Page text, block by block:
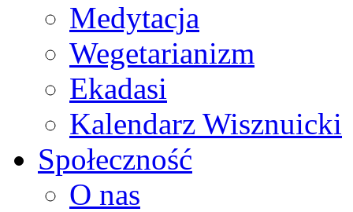
Medytacja
Wegetarianizm
Ekadasi
Kalendarz Wisznuicki
Społeczność
O nas